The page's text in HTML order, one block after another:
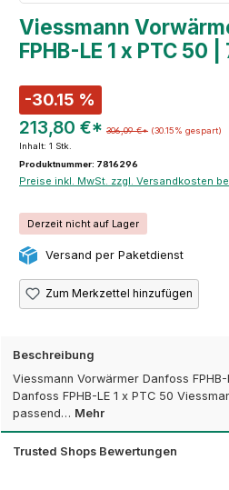
Viessmann
FPHB-LE 1 x PTC 50
-30.15 %
213,80 €* 306,09 €* (30.15% gespart)
Inhalt: 1 Stk.
Produktnummer: 7816296
Preise inkl. MwSt. zzgl. Versandkosten
Derzeit nicht auf Lager
Versand per Paketdienst
Zum Merkzettel hinzufügen
Beschreibung
Viessmann Vorwärmer Danfoss
Danfoss FPHB-LE 1 x PTC 50
passend… Mehr
Trusted Shops Bewertungen